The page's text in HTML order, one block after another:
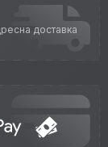
доставка